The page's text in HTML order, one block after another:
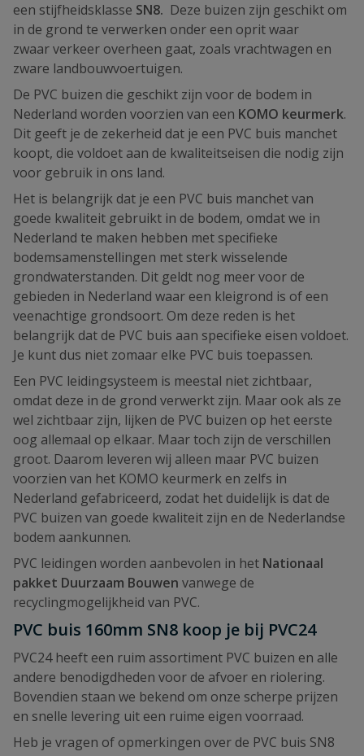
een stijfheidsklasse SN8. Deze buizen zijn geschikt om
in de grond te verwerken onder een oprit waar
zwaar verkeer overheen gaat, zoals vrachtwagen en
zware landbouwvoertuigen.
De PVC buizen die geschikt zijn voor de bodem in
Nederland worden voorzien van een KOMO keurmerk.
Dit geeft je de zekerheid dat je een PVC buis manchet
koopt, die voldoet aan de kwaliteitseisen die nodig zijn
voor gebruik in ons land.
Het is belangrijk dat je een PVC buis manchet van
goede kwaliteit gebruikt in de bodem, omdat we in
Nederland te maken hebben met specifieke
bodemsamenstellingen met sterk wisselende
grondwaterstanden. Dit geldt nog meer voor de
gebieden in Nederland waar een kleigrond is of een
veenachtige grondsoort. Om deze reden is het
belangrijk dat de PVC buis aan specifieke eisen voldoet.
Je kunt dus niet zomaar elke PVC buis toepassen.
Een PVC leidingsysteem is meestal niet zichtbaar,
omdat deze in de grond verwerkt zijn. Maar ook als ze
wel zichtbaar zijn, lijken de PVC buizen op het eerste
oog allemaal op elkaar. Maar toch zijn de verschillen
groot. Daarom leveren wij alleen maar PVC buizen
voorzien van het KOMO keurmerk en zelfs in
Nederland gefabriceerd, zodat het duidelijk is dat de
PVC buizen van goede kwaliteit zijn en de Nederlandse
bodem aankunnen.
PVC leidingen worden aanbevolen in het Nationaal
pakket Duurzaam Bouwen vanwege de
recyclingmogelijkheid van PVC.
PVC buis 160mm SN8 koop je bij PVC24
PVC24 heeft een ruim assortiment PVC buizen en alle
andere benodigdheden voor de afvoer en riolering.
Bovendien staan we bekend om onze scherpe prijzen
en snelle levering uit een ruime eigen voorraad.
Heb je vragen of opmerkingen over de PVC buis SN8